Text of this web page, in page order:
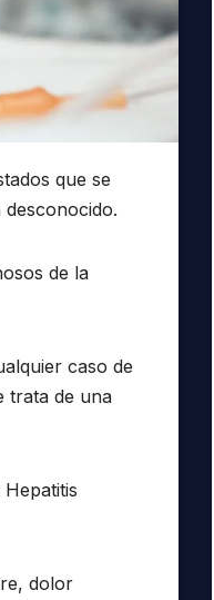
que se
de la
caso de
trata de una
dolor